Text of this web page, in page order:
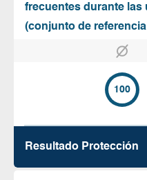
frecuentes durante las
(conjunto de referencia
100
Resultado Protección